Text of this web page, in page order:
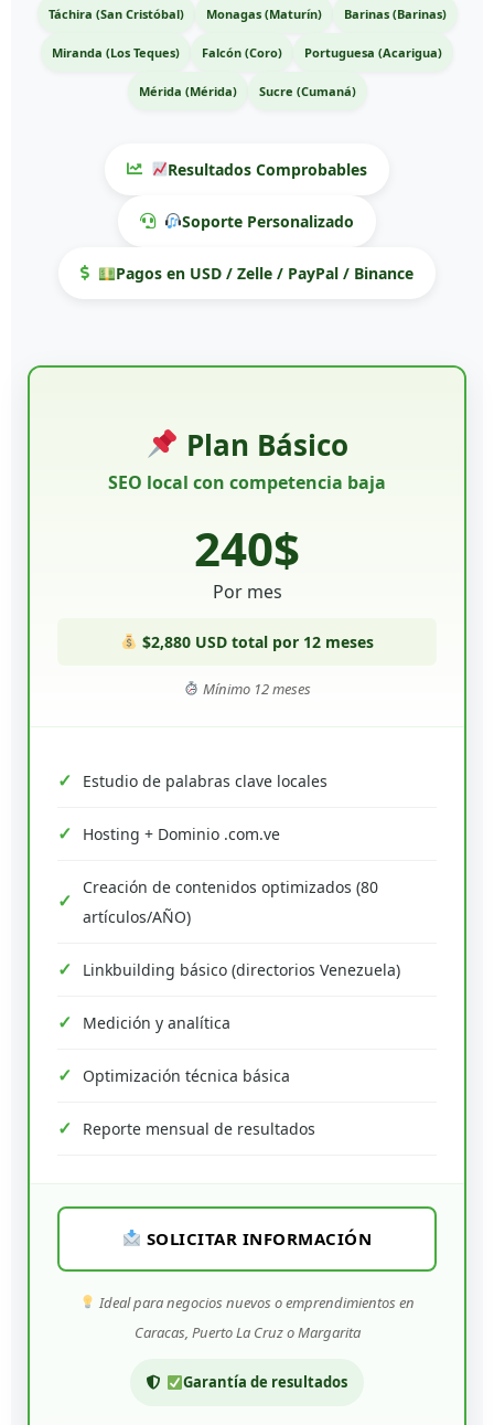
Táchira (San Cristóbal) Monagas (Maturín) Barinas (Barinas)
Miranda (Los Teques) Falcón (Coro) Portuguesa (Acarigua)
Mérida (Mérida) Sucre (Cumaná)
Resultados Comprobables
Soporte Personalizado
Pagos en USD / Zelle / PayPal / Binance
Plan Básico
SEO local con competencia baja
240$
Por mes
$2,880 USD total por 12 meses
Mínimo 12 meses
Estudio de palabras clave locales
Hosting + Dominio .com.ve
Creación de contenidos optimizados (80
artículos/AÑO)
Linkbuilding básico (directorios Venezuela)
Medición y analítica
Optimización técnica básica
Reporte mensual de resultados
SOLICITAR INFORMACIÓN
Ideal para negocios nuevos o emprendimientos en
Caracas, Puerto La Cruz o Margarita
Garantía de resultados